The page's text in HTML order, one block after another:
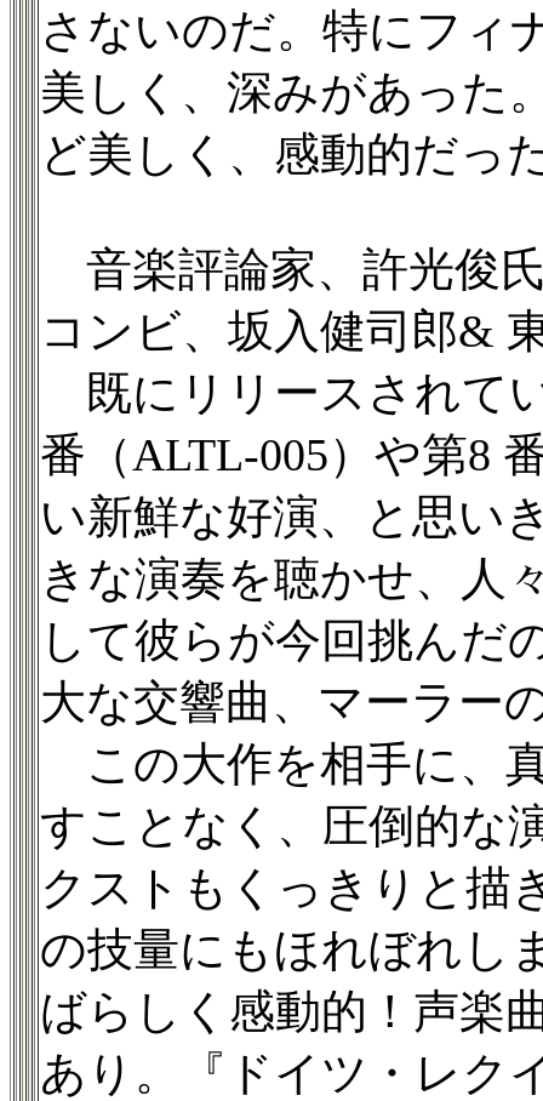
さないのだ。特にフィ
美しく、深みがあった
ど美しく、感動的だっ
音楽評論家、許光俊
コンビ、坂入健司郎&
既にリリースされて
番（ALTL-005）や第8
い新鮮な好演、と思い
きな演奏を聴かせ、人
して彼らが今回挑んだ
大な交響曲、マーラー
この大作を相手に、
すことなく、圧倒的な
クストもくっきりと描
の技量にもほれぼれし
ばらしく感動的！声楽
あり。『ドイツ・レク